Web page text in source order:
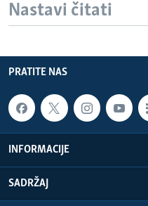
Nastavi čitati
PRATITE NAS
INFORMACIJE
SADRŽAJ